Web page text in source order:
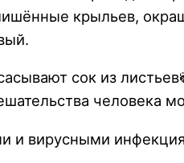
крыльев,
сок из
человека
и вирусными